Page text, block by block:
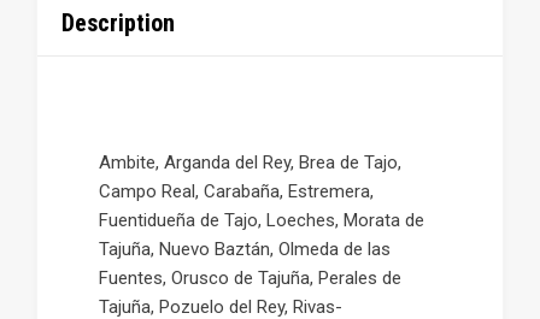
Description
Ambite, Arganda del Rey, Brea de Tajo,
Campo Real, Carabaña, Estremera,
Fuentidueña de Tajo, Loeches, Morata de
Tajuña, Nuevo Baztán, Olmeda de las
Fuentes, Orusco de Tajuña, Perales de
Tajuña, Pozuelo del Rey, Rivas-